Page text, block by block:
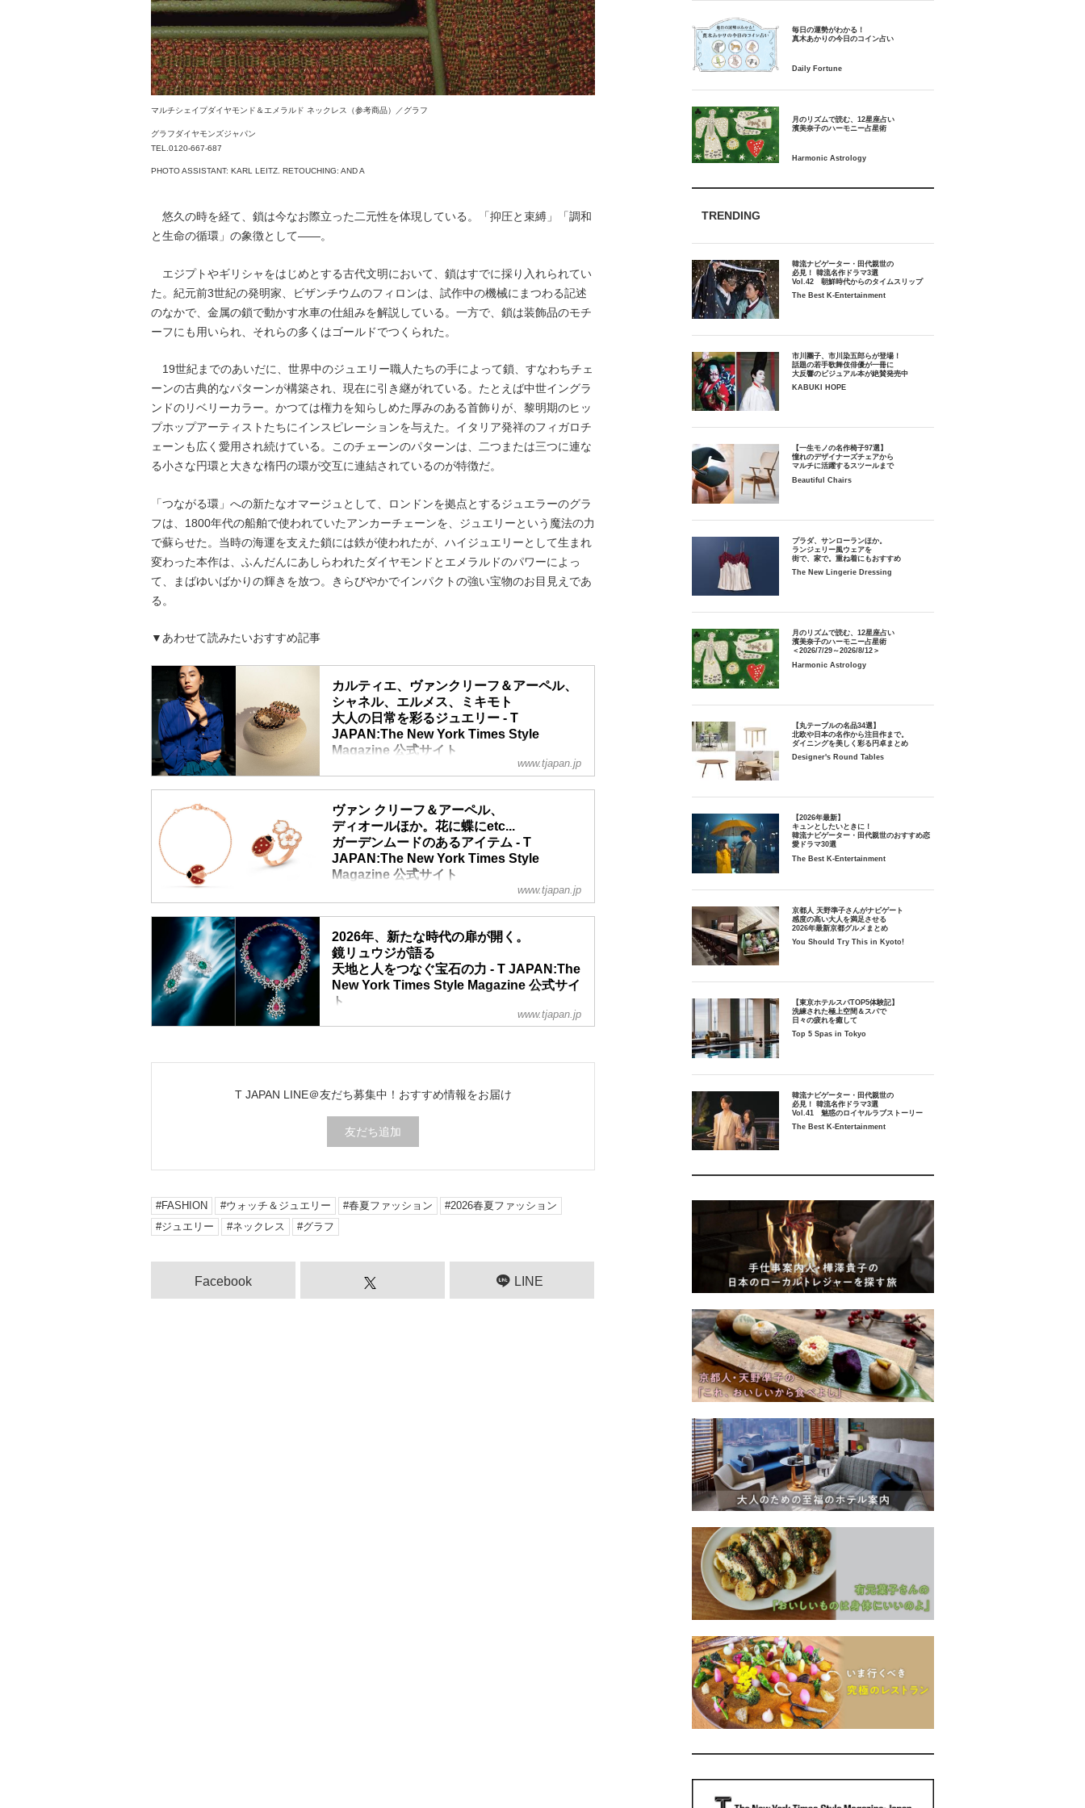
マルチシェイプダイヤモンド＆エメラルド ネックレス（参考商品）／グラフ
グラフダイヤモンズジャパン
TEL.0120-667-687
PHOTO ASSISTANT: KARL LEITZ. RETOUCHING: AND A
悠久の時を経て、鎖は今なお際立った二元性を体現している。「抑圧と束縛」「調和
と生命の循環」の象徴として――。
エジプトやギリシャをはじめとする古代文明において、鎖はすでに採り入れられてい
た。紀元前3世紀の発明家、ビザンチウムのフィロンは、試作中の機械にまつわる記述
のなかで、金属の鎖で動かす水車の仕組みを解説している。一方で、鎖は装飾品のモチ
ーフにも用いられ、それらの多くはゴールドでつくられた。
19世紀までのあいだに、世界中のジュエリー職人たちの手によって鎖、すなわちチェ
ーンの古典的なパターンが構築され、現在に引き継がれている。たとえば中世イングラ
ンドのリベリーカラー。かつては権力を知らしめた厚みのある首飾りが、黎明期のヒッ
プホップアーティストたちにインスピレーションを与えた。イタリア発祥のフィガロチ
ェーンも広く愛用され続けている。このチェーンのパターンは、二つまたは三つに連な
る小さな円環と大きな楕円の環が交互に連結されているのが特徴だ。
「つながる環」への新たなオマージュとして、ロンドンを拠点とするジュエラーのグラ
フは、1800年代の船舶で使われていたアンカーチェーンを、ジュエリーという魔法の力
で蘇らせた。当時の海運を支えた鎖には鉄が使われたが、ハイジュエリーとして生まれ
変わった本作は、ふんだんにあしらわれたダイヤモンドとエメラルドのパワーによっ
て、まばゆいばかりの輝きを放つ。きらびやかでインパクトの強い宝物のお目見えであ
る。
▼あわせて読みたいおすすめ記事
カルティエ、ヴァンクリーフ＆アーペル、
シャネル、エルメス、ミキモト
大人の日常を彩るジュエリー - T
JAPAN:The New York Times Style
Magazine 公式サイト
の輝きとなる。いつもいつでも、いつまでも身にまといたいタ
イムレスな魅力を放つ逸品を紹介
www.tjapan.jp
ヴァン クリーフ＆アーペル、
ディオールほか。花に蝶にetc...
ガーデンムードのあるアイテム - T
JAPAN:The New York Times Style
Magazine 公式サイト
やはばたく昆虫･･････。身につければ、時に心躍り、時に気
持ちが安らぐその場所の雰囲気が、着こなしをひだまりのよう
に彩ってくれるはず！
www.tjapan.jp
2026年、新たな時代の扉が開く。
鏡リュウジが語る
天地と人をつなぐ宝石の力 - T JAPAN:The
New York Times Style Magazine 公式サイ
ト
鏡リュウジが、星の光と宝石の輝きが放つ言葉に耳を澄ます。
進む羅針盤、前途を照らす光となる。唯一無二の輝きを放つハ
べをご一緒に。
www.tjapan.jp
T JAPAN LINE＠友だち募集中！ おすすめ情報をお届け
友だち追加
FASHION ウォッチ＆ジュエリー 春夏ファッション
2026春夏ファッション
ジュエリー
ネックレス グラフ
Facebook LINE
毎日の運勢がわかる！
月のリズムで読む、12星座占い
TRENDING
韓流ナビゲーター・田代親世の
必見！ 韓流名作ドラマ3選
Vol.42 朝鮮時代からのタイムスリップ
The Best K-Entertainment
市川團子、市川染五郎らが登場！
話題の若手歌舞伎俳優が一冊に
大反響のビジュアル本が絶賛発売中
KABUKI HOPE
【一生モノの名作椅子97選】
憧れのデザイナーズチェアから
マルチに活躍するスツールまで
Beautiful Chairs
プラダ、サンローランほか。
ランジェリー風ウェアを
街で、家で。重ね着にもおすすめ
The New Lingerie Dressing
月のリズムで読む、12星座占い
濱美奈子のハーモニー占星術
＜2026/7/29～2026/8/12＞
Harmonic Astrology
【丸テーブルの名品34選】
北欧や日本の名作から注目作まで。
ダイニングを美しく彩る円卓まとめ
Designer's Round Tables
【2026年最新】
キュンとしたいときに！
韓流ナビゲーター・田代親世のおすすめ恋
愛ドラマ30選
The Best K-Entertainment
京都人 天野準子さんがナビゲート
感度の高い大人を満足させる
2026年最新京都グルメまとめ
You Should Try This in Kyoto!
【東京ホテルスパTOP5体験記】
洗練された極上空間＆スパで
日々の疲れを癒して
Top 5 Spas in Tokyo
韓流ナビゲーター・田代親世の
必見！ 韓流名作ドラマ3選
Vol.41 魅惑のロイヤルラブストーリー
The Best K-Entertainment